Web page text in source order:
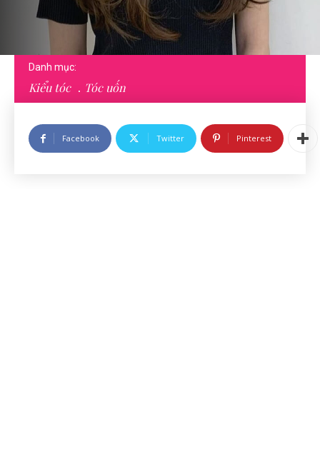
Danh mục:
Kiểu tóc Tóc uốn
Facebook Twitter Pinterest